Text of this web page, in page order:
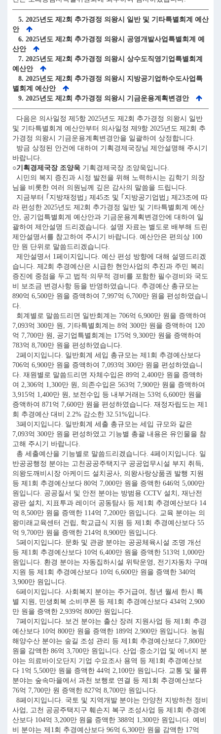
5. 2025년도 제2회 추가경정 의왕시 일반 및 기타특별회계 예산
안
6. 2025년도 제2회 추가경정 의왕시 공영개발사업특별회계 예
산안
7. 2025년도 제2회 추가경정 의왕시 상수도직영기업특별회계
예산안
8. 2025년도 제2회 추가경정 의왕시 지방공기업하수도사업특
별회계 예산안
9. 2025년도 제2회 추가경정 의왕시 기금운용계획변경안
다음은 의사일정 제5항 2025년도 제2회 추가경정 의왕시 일반
및 기타특별회계 예산안부터 의사일정 제9항 2025년도 제2회 추
가경정 의왕시 기금운용계획변경안을 일괄하여 상정합니다.
방금 상정된 안건에 대하여 기획경제국장님 제안설명해 주시기
바랍니다.
○기획경제국장 조양욱 기획경제국장 조양욱입니다.
시민의 복지 증진과 시정 발전을 위해 노력하시는 김학기 의장
님을 비롯한 여러 의원님께 깊은 감사의 말씀을 드립니다.
지금부터 ｢지방재정법｣ 제45조 및 ｢지방공기업법｣ 제23조에 따
라 편성한 2025년도 제2회 추가경정 일반 및 기타특별회계 예산
안, 공기업특별회계 예산안과 기금운용계획변경안에 대하여 일
괄하여 제안설명 드리겠습니다. 설명 자료는 별도로 배부해 드린
제안설명서를 참고하여 주시기 바랍니다. 예산안은 편의상 100
만 원 단위로 말씀드리겠습니다.
제안설명서 1페이지입니다. 예산 편성 방향에 대해 설명드리겠
습니다. 제2회 추경예산은 시급한 현안사업의 추진과 주민 복리
증진에 중점을 두고 법적·의무적 경비를 포함한 필수경비와 국도
비 보조금 변경사항 등을 반영하였습니다. 추경예산 총규모는
890억 6,500만 원을 증액하여 7,997억 6,700만 원을 편성하였습니
다.
회계별로 말씀드리면 일반회계는 706억 6,900만 원을 증액하여
7,093억 300만 원, 기타특별회계는 8억 300만 원을 증액하여 120
억 7,700만 원, 공기업특별회계는 175억 9,300만 원을 증액하여
783억 8,700만 원을 편성하였습니다.
2페이지입니다. 일반회계 세입 총규모는 제1회 추경예산보다
706억 6,900만 원을 증액하여 7,093억 300만 원을 편성하였습니
다. 재원별로 말씀드리면 자체수입은 89억 2,400만 원을 증액하
여 2,306억 1,300만 원, 의존수입은 563억 7,900만 원을 증액하여
3,915억 1,400만 원, 보전수입 등 내부거래는 53억 6,600만 원을
증액하여 871억 7,600만 원을 편성하였습니다. 재정자립도는 제1
회 추경예산 대비 2.2% 감소한 32.51%입니다.
3페이지입니다. 일반회계 세출 총규모는 세입 규모와 같은
7,093억 300만 원을 편성하였고 기능별 총괄 내용은 유인물을 참
고해 주시기 바랍니다.
총 세출예산을 기능별로 말씀드리겠습니다. 4페이지입니다. 일
반공공행정 분야는 고천공공주택지구 공공업무시설 부지 취득,
의왕도깨비시장 아케이드 설치공사, 의왕사랑상품권 발행 지원
등 제1회 추경예산보다 80억 7,000만 원을 증액한 646억 5,000만
원입니다. 공공질서 및 안전 분야는 방범용 CCTV 설치, 재난전
광판 설치, 지표투과 레이더 공동탐사 등 제1회 추경예산보다 14
억 8,500만 원을 증액한 114억 7,200만 원입니다. 교육 분야는 의
왕미래교육센터 건립, 학교급식 지원 등 제1회 추경예산보다 55
억 9,700만 원을 증액한 214억 8,900만 원입니다.
5페이지입니다. 문화 및 관광 분야는 공공체육시설 조명 개선
등 제1회 추경예산보다 10억 6,400만 원을 증액한 513억 1,000만
원입니다. 환경 분야는 자동집하시설 위탁운영, 전기자동차 구매
지원 등 제1회 추경예산보다 10억 6,600만 원을 증액한 340억
3,900만 원입니다.
6페이지입니다. 사회복지 분야는 주거급여, 청년 월세 한시 특
별 지원, 민생회복 소비쿠폰 등 제1회 추경예산보다 434억 2,900
만 원을 증액한 2,939억 800만 원입니다.
7페이지입니다. 보건 분야는 출산 장려 지원사업 등 제1회 추경
예산보다 10억 800만 원을 증액한 189억 2,900만 원입니다. 농림
해양수산 분야는 숲길 조성 관리 등 제1회 추경예산보다 7,800만
원을 감액한 86억 3,700만 원입니다. 산업·중소기업 및 에너지 분
야는 의료바이오단지 기업 수요조사 용역 등 제1회 추경예산보
다 1억 5,500만 원을 증액한 44억 2,100만 원입니다. 교통 및 물류
분야는 숲속마을에서 과천 보행로 연결 등 제1회 추경예산보다
76억 7,700만 원 증액한 827억 8,700만 원입니다.
8페이지입니다. 국토 및 지역개발 분야는 안양천 지방하천 정비
사업, 고천 공공주택지구 훼손지 복구 조성사업 등 제1회 추경예
산보다 104억 3,200만 원을 증액한 388억 1,300만 원입니다. 예비
비 분야는 제1회 추경예산보다 96억 6,300만 원을 감액한 17억